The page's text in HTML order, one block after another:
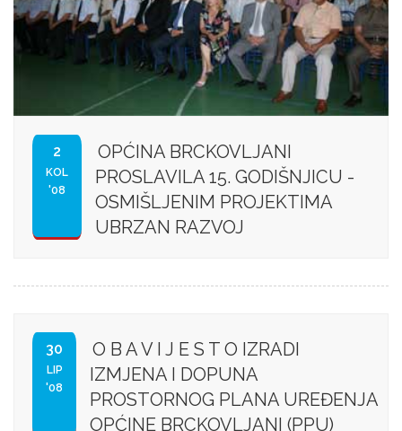
2
KOL
'08
OPĆINA BRCKOVLJANI
PROSLAVILA 15. GODIŠNJICU -
OSMIŠLJENIM PROJEKTIMA
UBRZAN RAZVOJ
30
LIP
'08
O B A V I J E S T O IZRADI
IZMJENA I DOPUNA
PROSTORNOG PLANA UREĐENJA
OPĆINE BRCKOVLJANI (PPU)